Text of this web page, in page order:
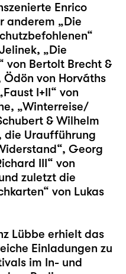
Enrico
anderem „Die
„Die
von Bertolt Brecht &
Ödön von Horváths
I+II“ von
„Winterreise/
& Wilhelm
die Uraufführung
, Georg
III“ von
zuletzt die
“ von Lukas
Lübbe erhielt das
Einladungen zu
im In- und